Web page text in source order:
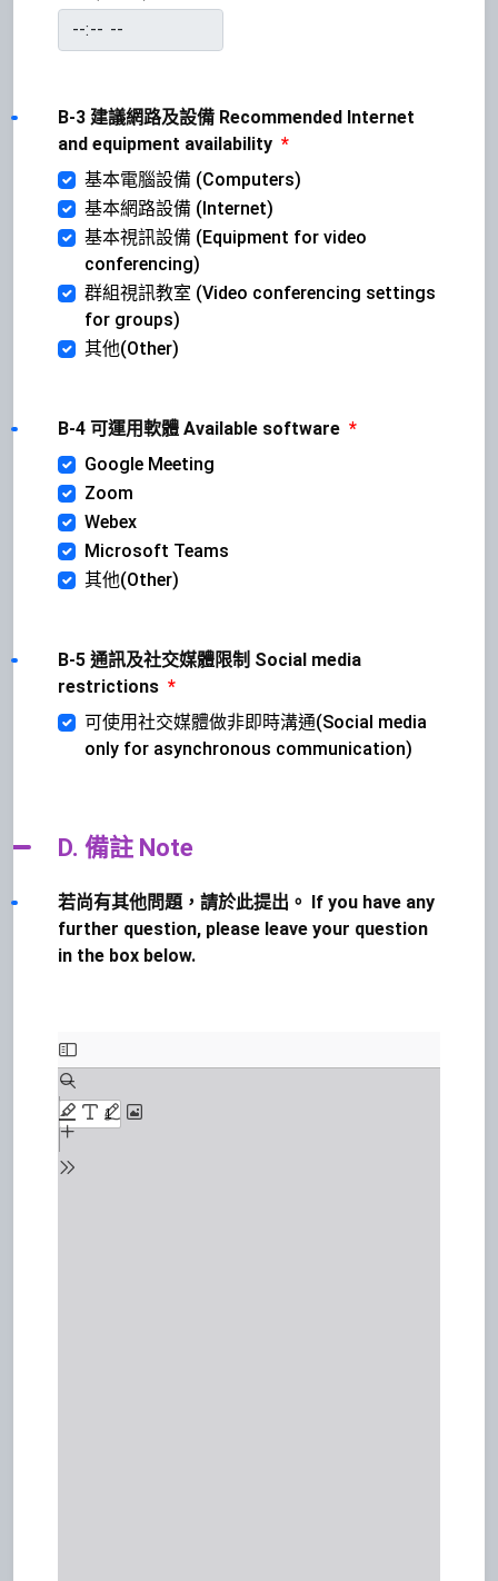
B-3 建議網路及設備 Recommended Internet
and equipment availability *
基本電腦設備 (Computers)
基本網路設備 (Internet)
基本視訊設備 (Equipment for video
conferencing)
群組視訊教室 (Video conferencing settings
for groups)
其他(Other)
B-4 可運用軟體 Available software *
Google Meeting
Zoom
Webex
Microsoft Teams
其他(Other)
B-5 通訊及社交媒體限制 Social media
restrictions *
可使用社交媒體做非即時溝通(Social media
only for asynchronous communication)
D. 備註 Note
若尚有其他問題，請於此提出。 If you have any
further question, please leave your question
in the box below.